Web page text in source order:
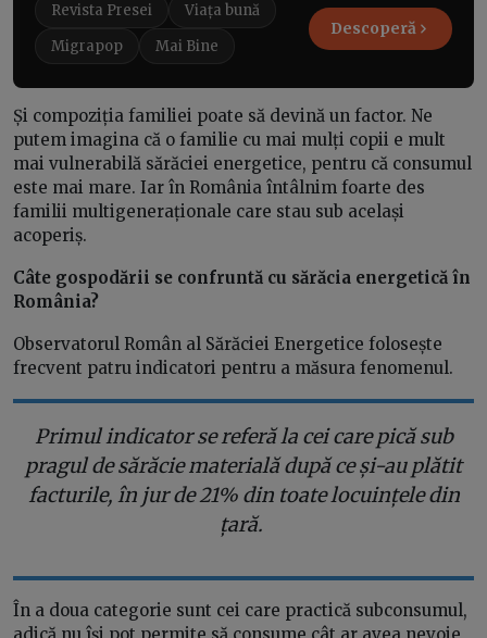
Revista Presei
Viața bună
Migrapop
Mai Bine
Descoperă
Și compoziția familiei poate să devină un factor. Ne
putem imagina că o familie cu mai mulți copii e mult
mai vulnerabilă sărăciei energetice, pentru că consumul
este mai mare. Iar în România întâlnim foarte des
familii multigeneraționale care stau sub același
acoperiș.
Câte gospodării se confruntă cu sărăcia energetică în
România?
Observatorul Român al Sărăciei Energetice folosește
frecvent patru indicatori pentru a măsura fenomenul.
Primul indicator se referă la cei care pică sub
pragul de sărăcie materială după ce și-au plătit
facturile, în jur de 21% din toate locuințele din
țară.
În a doua categorie sunt cei care practică subconsumul,